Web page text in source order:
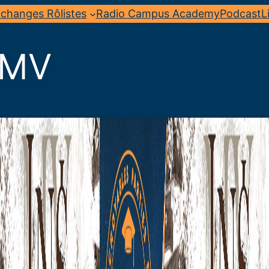
Rôlistes Radio Campus AcademyPodcast